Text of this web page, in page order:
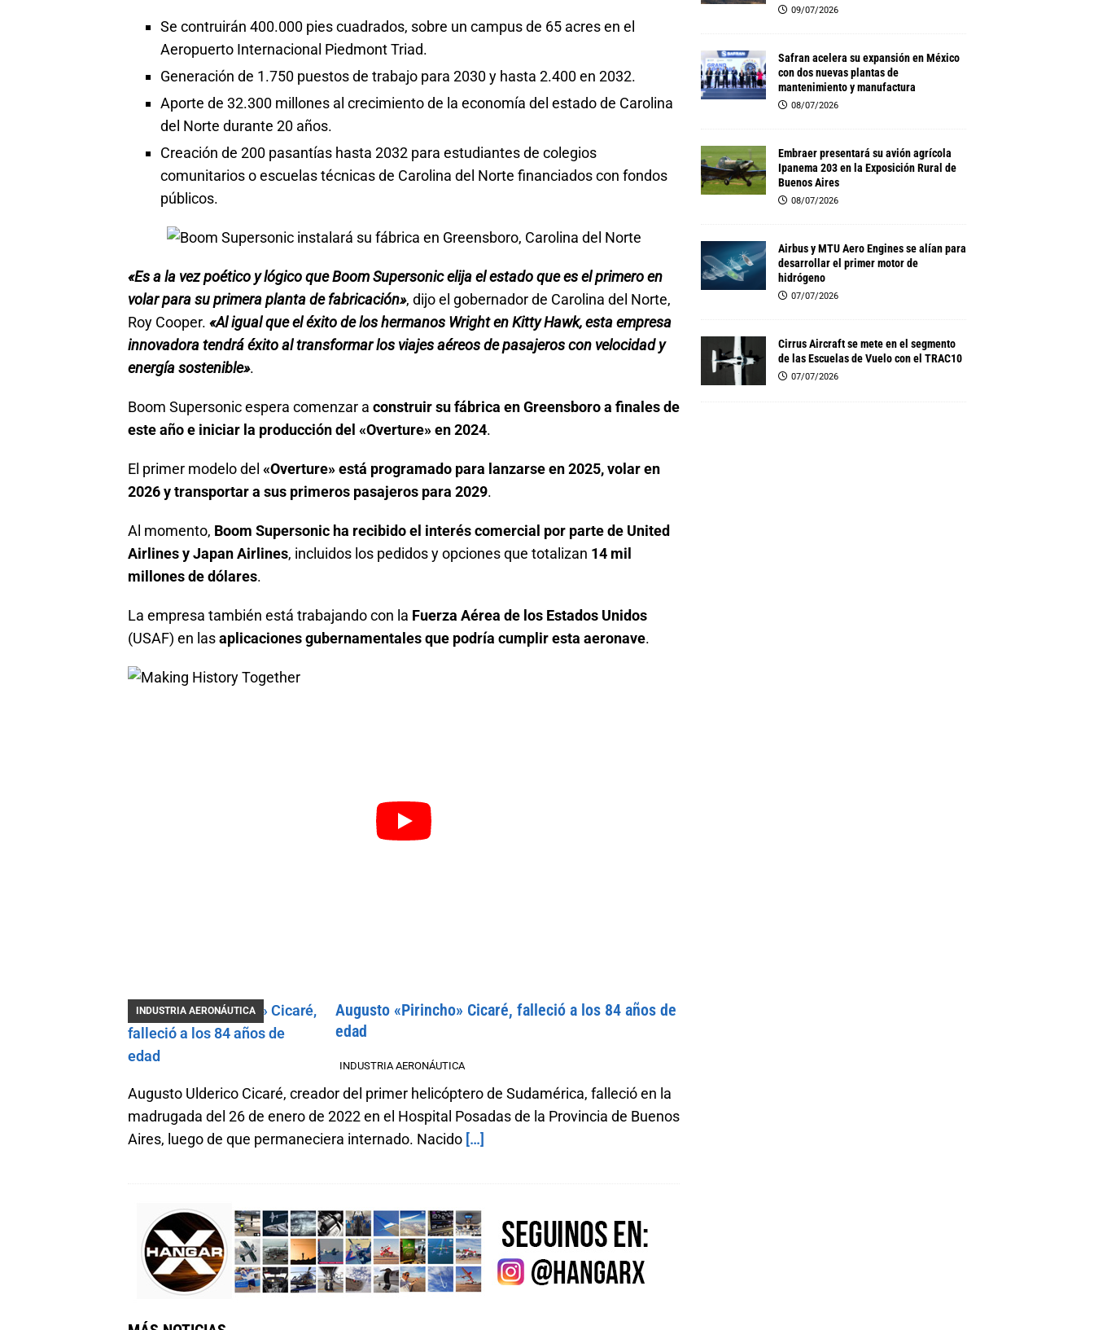
Se contruirán 400.000 pies cuadrados, sobre un campus de 65 acres en el
Aeropuerto Internacional Piedmont Triad.
Generación de 1.750 puestos de trabajo para 2030 y hasta 2.400 en 2032.
Aporte de 32.300 millones al crecimiento de la economía del estado de Carolina
del Norte durante 20 años.
Creación de 200 pasantías hasta 2032 para estudiantes de colegios
comunitarios o escuelas técnicas de Carolina del Norte financiados con fondos
públicos.
«Es a la vez poético y lógico que Boom Supersonic elija el estado que es el primero en
volar para su primera planta de fabricación», dijo el gobernador de Carolina del Norte,
Roy Cooper. «Al igual que el éxito de los hermanos Wright en Kitty Hawk, esta empresa
innovadora tendrá éxito al transformar los viajes aéreos de pasajeros con velocidad y
energía sostenible».
Boom Supersonic espera comenzar a construir su fábrica en Greensboro a finales de
este año e iniciar la producción del «Overture» en 2024
El primer modelo del «Overture» está programado para lanzarse en 2025, volar en
2026 y transportar a sus primeros pasajeros para 2029
Al momento, Boom Supersonic ha recibido el interés comercial por parte de United
Airlines y Japan Airlines , incluidos los pedidos y opciones que totalizan 14 mil
millones de dólares
La empresa también está trabajando con la Fuerza Aérea de los Estados Unidos
(USAF) en lasaplicaciones gubernamentales que podría cumplir esta aeronave
INDUSTRIA AERONÁUTICA
Augusto «Pirincho» Cicaré, falleció a los 84 años de
edad
INDUSTRIA AERONÁUTICA
Augusto Ulderico Cicaré, creador del primer helicóptero de Sudamérica, falleció en la
madrugada del 26 de enero de 2022 en el Hospital Posadas de la Provincia de Buenos
Aires, luego de que permaneciera internado. Nacido […]
09/07/2026
Safran acelera su expansión en México
con dos nuevas plantas de
mantenimiento y manufactura
08/07/2026
Embraer presentará su avión agrícola
Ipanema 203 en la Exposición Rural de
Buenos Aires
08/07/2026
Airbus y MTU Aero Engines se alían para
desarrollar el primer motor de
hidrógeno
07/07/2026
Cirrus Aircraft se mete en el segmento
de las Escuelas de Vuelo con el TRAC10
07/07/2026